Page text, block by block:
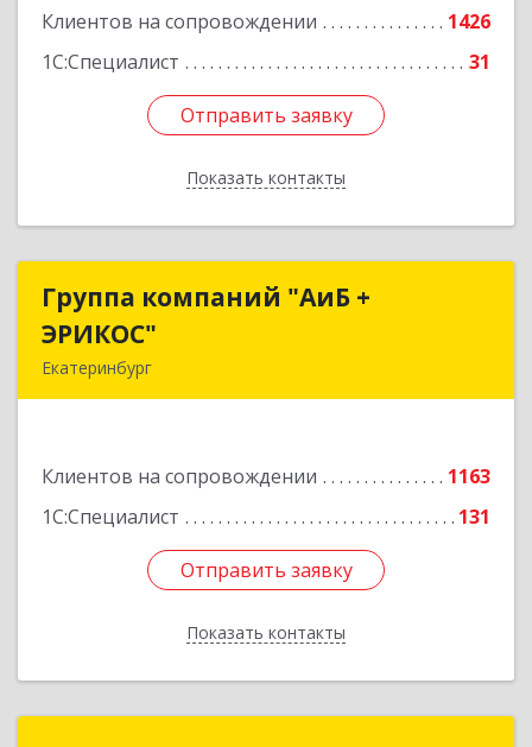
Клиентов на сопровождении
1426
1С:Специалист
31
Отправить заявку
Показать контакты
Отправить заявку
Назад
Группа компаний "АиБ +
ЭРИКОС"
Екатеринбург
Клиентов на сопровождении
1163
1С:Специалист
131
Отправить заявку
Показать контакты
Группа компаний "АиБ +
Подробнее
Отправить заявку
Назад